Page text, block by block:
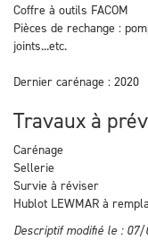
Coffre à outils FACOM
Pièces de rechange :
joints...etc.
Dernier carénage : 2020
Travaux à
Carénage
Sellerie
Survie à réviser
Hublot LEWMAR à
Descriptif modifié le :